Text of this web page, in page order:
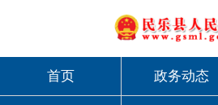
首页 政务动态